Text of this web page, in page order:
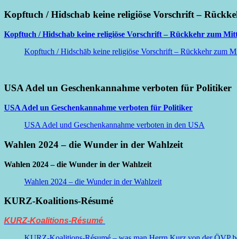
Kopftuch / Hidschab keine religiöse Vorschrift –
Kopftuch / Hidschab keine religiöse Vorschrift – Rückkehr zum
Kopftuch / Hidschāb keine religiöse Vorschrift – Rückkehr zum
USA Adel un Geschenkannahme verboten für Politiker
USA Adel un Geschenkannahme verboten für Politiker
USA Adel und Geschenkannahme verboten in den USA
Wahlen 2024 – die Wunder in der Wahlzeit
Wahlen 2024 – die Wunder in der Wahlzeit
Wahlen 2024 – die Wunder in der Wahlzeit
KURZ-Koalitions-Résumé
KURZ-Koalitions-Résumé